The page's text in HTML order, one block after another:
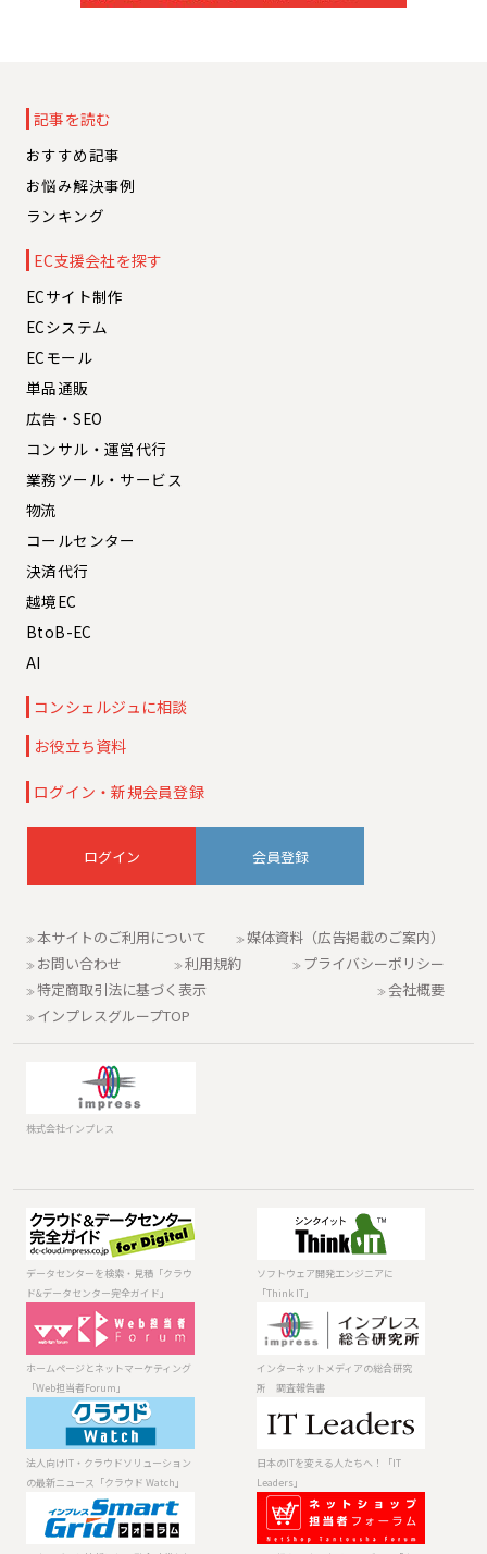
記事を読む
おすすめ記事
お悩み解決事例
ランキング
EC支援会社を探す
ECサイト制作
ECシステム
ECモール
単品通販
広告・SEO
コンサル・運営代行
業務ツール・サービス
物流
コールセンター
決済代行
越境EC
BtoB-EC
AI
コンシェルジュに相談
お役立ち資料
ログイン・新規会員登録
会員登録
本サイトのご利用について
媒体資料（広告掲載のご案内）
お問い合わせ
利用規約
プライバシーポリシー
特定商取引法に基づく表示
会社概要
インプレスグループTOP
株式会社インプレス
データセンター
を検索・見積
「クラウド&デー
タセンター完全
ソフトウェア開
発エンジニアに
「Think IT」
ホームページと
ネットマーケテ
ィング「Web担
当者Forum」
インターネット
メディアの総合
研究所 調査報
法人向けIT・ク
ラウドソリュー
ションの最新ニ
ュース「クラウ
日本のITを変え
「IT Leaders」
エネルギーと情
報通信の融合時
ECに携わる人の
ためのメディア
データセンターを検索・見積「クラウ
ド&データセンター完全ガイド」
ソフトウェア開発エンジニアに
「Think IT」
ホームページとネットマーケティング
「Web担当者Forum」
インターネットメディアの総合研究
所 調査報告書
法人向けIT・クラウドソリューション
の最新ニュース「クラウド Watch」
日本のITを変える人たちへ！「IT
Leaders」